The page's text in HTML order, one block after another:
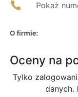
Pokaż
O firmie:
Oceny na
Tylko
danych.